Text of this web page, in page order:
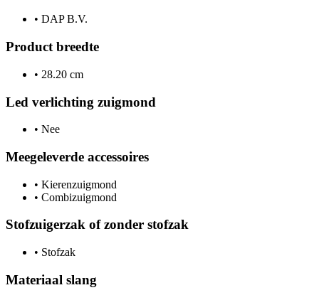
• DAP B.V.
Product breedte
• 28.20 cm
Led verlichting zuigmond
• Nee
Meegeleverde accessoires
• Kierenzuigmond
• Combizuigmond
Stofzuigerzak of zonder stofzak
• Stofzak
Materiaal slang